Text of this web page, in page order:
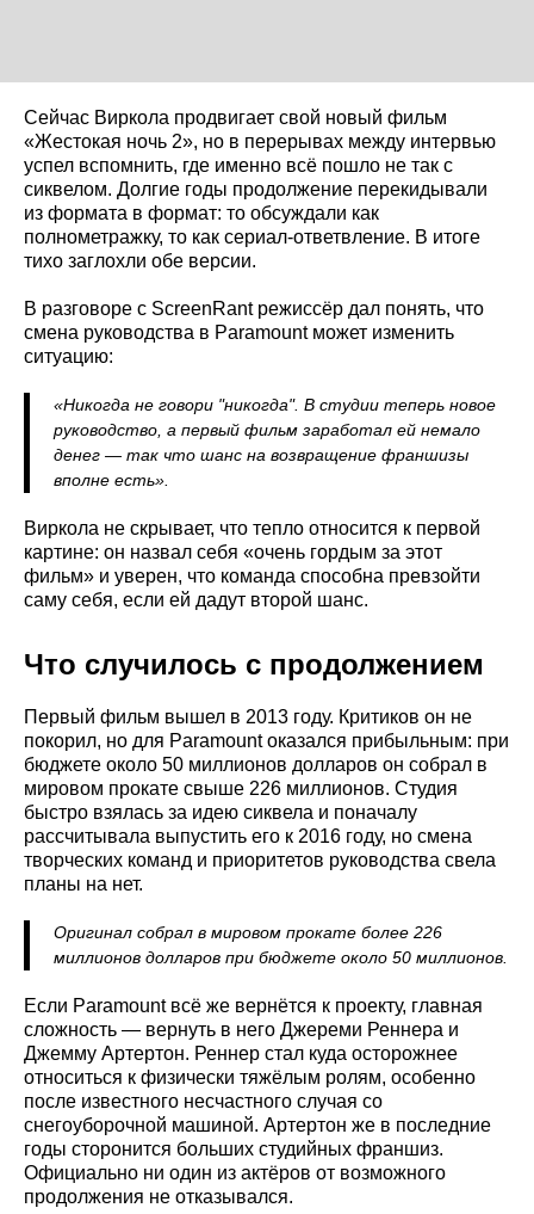
Сейчас Виркола продвигает свой новый фильм
«Жестокая ночь 2», но в перерывах между интервью
успел вспомнить, где именно всё пошло не так с
сиквелом. Долгие годы продолжение перекидывали
из формата в формат: то обсуждали как
полнометражку, то как сериал-ответвление. В итоге
тихо заглохли обе версии.
В разговоре с ScreenRant режиссёр дал понять, что
смена руководства в Paramount может изменить
ситуацию:
«Никогда не говори "никогда". В студии теперь новое
руководство, а первый фильм заработал ей немало
денег — так что шанс на возвращение франшизы
вполне есть».
Виркола не скрывает, что тепло относится к первой
картине: он назвал себя «очень гордым за этот
фильм» и уверен, что команда способна превзойти
саму себя, если ей дадут второй шанс.
Что случилось с продолжением
Первый фильм вышел в 2013 году. Критиков он не
покорил, но для Paramount оказался прибыльным: при
бюджете около 50 миллионов долларов он собрал в
мировом прокате свыше 226 миллионов. Студия
быстро взялась за идею сиквела и поначалу
рассчитывала выпустить его к 2016 году, но смена
творческих команд и приоритетов руководства свела
планы на нет.
Оригинал собрал в мировом прокате более 226
миллионов долларов при бюджете около 50 миллионов.
Если Paramount всё же вернётся к проекту, главная
сложность — вернуть в него Джереми Реннера и
Джемму Артертон. Реннер стал куда осторожнее
относиться к физически тяжёлым ролям, особенно
после известного несчастного случая со
снегоуборочной машиной. Артертон же в последние
годы сторонится больших студийных франшиз.
Официально ни один из актёров от возможного
продолжения не отказывался.